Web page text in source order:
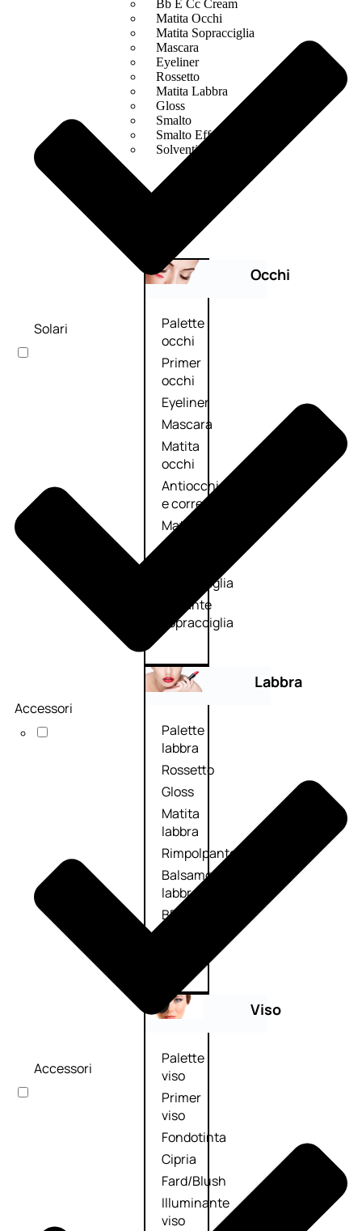
Bb E Cc Cream
Matita Occhi
Matita Sopracciglia
Mascara
Eyeliner
Rossetto
Matita Labbra
Gloss
Smalto
Smalto Effetti Speciali
Solventi Unghie
Occhi
Palette
occhi
Primer
occhi
Eyeliner
Mascara
Matita
occhi
Antiocchiaie
e correttori
Matita
sopracciglia
sopracciglia
Fissante
sopracciglia
Labbra
Palette
labbra
Rossetto
Gloss
Matita
labbra
Rimpolpante
Balsamo
labbra
BB e
Viso
Palette
viso
Primer
viso
Fondotinta
Cipria
Fard/Blush
Illuminante
viso
Solari
Accessori
Accessori